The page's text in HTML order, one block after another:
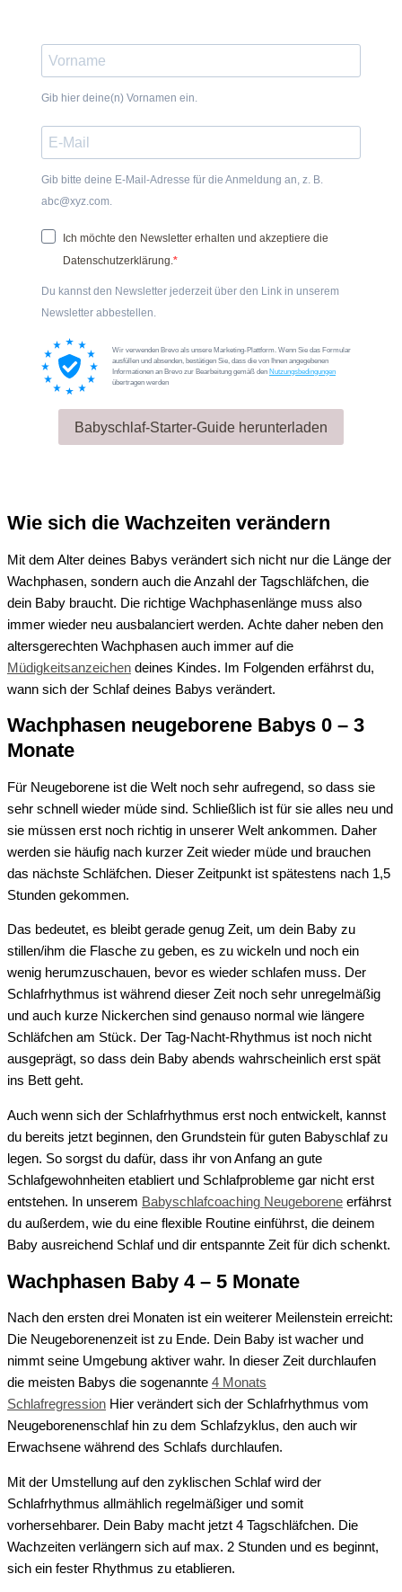
Gib hier deine(n) Vornamen ein.
Gib bitte deine E-Mail-Adresse für die Anmeldung an, z. B.
abc@xyz.com.
Ich möchte den Newsletter erhalten und akzeptiere die
Datenschutzerklärung.
Du kannst den Newsletter jederzeit über den Link in unserem
Newsletter abbestellen.
Wir verwenden Brevo als unsere Marketing-Plattform. Wenn Sie das Formular
ausfüllen und absenden, bestätigen Sie, dass die von Ihnen angegebenen
Informationen an Brevo zur Bearbeitung gemäß den Nutzungsbedingungen
übertragen werden
Babyschlaf-Starter-Guide herunterladen
Wie sich die Wachzeiten verändern
Mit dem Alter deines Babys verändert sich nicht nur die Länge der
Wachphasen, sondern auch die Anzahl der Tagschläfchen, die
dein Baby braucht. Die richtige Wachphasenlänge muss also
immer wieder neu ausbalanciert werden. Achte daher neben den
altersgerechten Wachphasen auch immer auf die
Müdigkeitsanzeichen deines Kindes.
Im Folgenden erfährst du,
wann sich der Schlaf deines Babys verändert.
Wachphasen neugeborene Babys 0 – 3
Monate
Für Neugeborene ist die Welt noch sehr aufregend, so dass sie
sehr schnell wieder müde sind. Schließlich ist für sie alles neu und
sie müssen erst noch richtig in unserer Welt ankommen. Daher
werden sie häufig nach kurzer Zeit wieder müde und brauchen
das nächste Schläfchen. Dieser Zeitpunkt ist spätestens nach 1,5
Stunden gekommen.
Das bedeutet, es bleibt gerade genug Zeit, um dein Baby zu
stillen/ihm die Flasche zu geben, es zu wickeln und noch ein
wenig herumzuschauen, bevor es wieder schlafen muss. Der
Schlafrhythmus ist während dieser Zeit noch sehr unregelmäßig
und auch kurze Nickerchen sind genauso normal wie längere
Schläfchen am Stück. Der Tag-Nacht-Rhythmus ist noch nicht
ausgeprägt, so dass dein Baby abends wahrscheinlich erst spät
ins Bett geht.
Auch wenn sich der Schlafrhythmus erst noch entwickelt, kannst
du bereits jetzt beginnen, den Grundstein für guten Babyschlaf zu
legen. So sorgst du dafür, dass ihr von Anfang an gute
Schlafgewohnheiten etabliert und Schlafprobleme gar nicht erst
entstehen.
In unserem Babyschlafcoaching Neugeborene erfährst
du außerdem, wie du eine flexible Routine einführst, die deinem
Baby ausreichend Schlaf und dir entspannte Zeit für dich schenkt.
Wachphasen Baby 4 – 5 Monate
Nach den ersten drei Monaten ist ein weiterer Meilenstein erreicht:
Die Neugeborenenzeit ist zu Ende. Dein Baby ist wacher und
nimmt seine Umgebung aktiver wahr. In dieser Zeit durchlaufen
die meisten Babys die sogenannte 4 Monats
Schlafregression Hier verändert sich der Schlafrhythmus vom
Neugeborenenschlafhin zu dem Schlafzyklus, den auch wir
Erwachsene während des Schlafs durchlaufen.
Mit der Umstellung auf den zyklischen Schlaf wird der
Schlafrhythmus allmählich regelmäßiger und somit
vorhersehbarer. Dein Baby macht jetzt 4 Tagschläfchen. Die
Wachzeiten verlängern sich auf max. 2 Stunden und es beginnt,
sich ein fester Rhythmus zu etablieren.